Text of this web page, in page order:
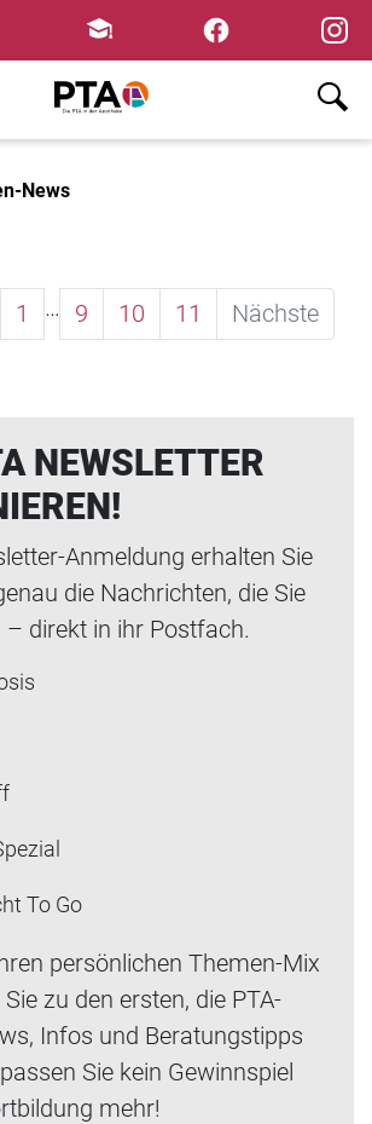
Fortbildungen
Home
News
1 … 9 10 11 Nächste
NEWSLETTER
Anmeldung erhalten Sie
die Nachrichten, die Sie
– direkt in ihr Postfach.
To Go
persönlichen Themen-Mix
zu den ersten, die PTA-
Infos und Beratungstipps
Sie kein Gewinnspiel
mehr!
×